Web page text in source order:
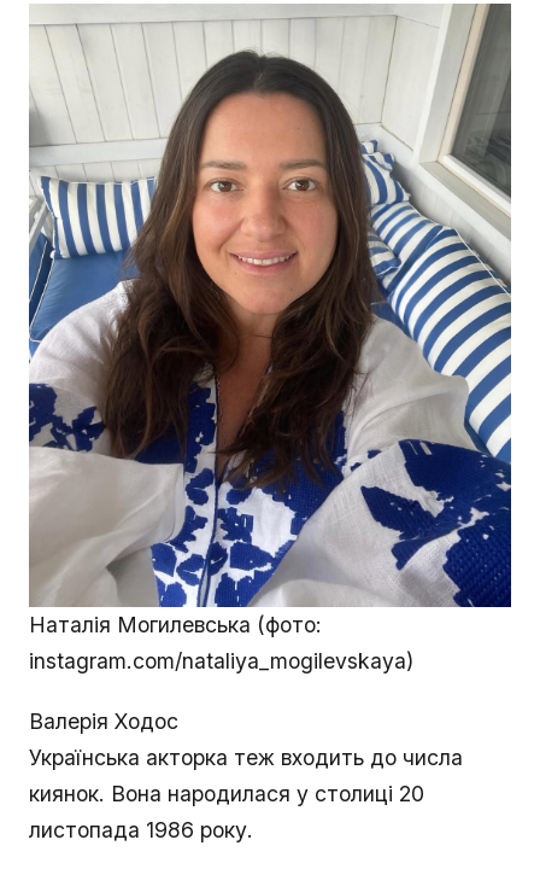
Наталія Могилевська (фото:
instagram.com/nataliya_mogilevskaya)
Валерія Ходос
Українська акторка теж входить до числа
киянок. Вона народилася у столиці 20
листопада 1986 року.